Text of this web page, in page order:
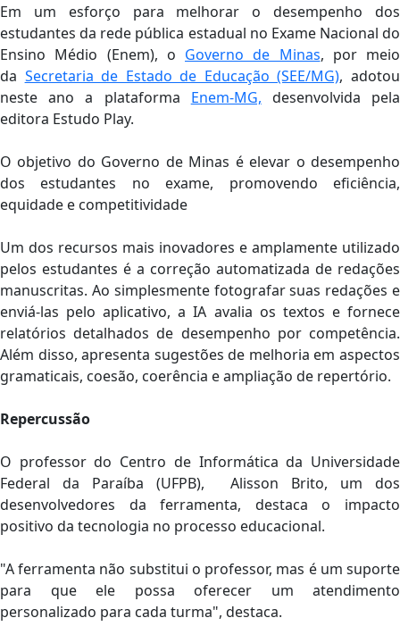
Em um esforço para melhorar o desempenho dos
estudantes da rede pública estadual no Exame Nacional do
Ensino Médio (Enem), o Governo de Minas, por meio
da Secretaria de Estado de Educação (SEE/MG), adotou
neste ano a plataforma Enem-MG, desenvolvida pela
editora Estudo Play.
O objetivo do Governo de Minas é elevar o desempenho
dos estudantes no exame, promovendo eficiência,
equidade e competitividade
Um dos recursos mais inovadores e amplamente utilizado
pelos estudantes é a correção automatizada de redações
manuscritas. Ao simplesmente fotografar suas redações e
enviá-las pelo aplicativo, a IA avalia os textos e fornece
relatórios detalhados de desempenho por competência.
Além disso, apresenta sugestões de melhoria em aspectos
gramaticais, coesão, coerência e ampliação de repertório.
Repercussão
O professor do Centro de Informática da Universidade
Federal da Paraíba (UFPB), Alisson Brito, um dos
desenvolvedores da ferramenta, destaca o impacto
positivo da tecnologia no processo educacional.
"A ferramenta não substitui o professor, mas é um suporte
para que ele possa oferecer um atendimento
personalizado para cada turma", destaca.